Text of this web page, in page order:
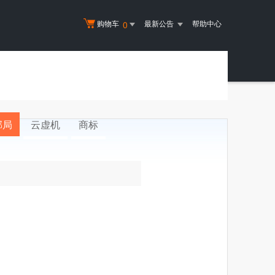
购物车 0 最新公告 帮助中心
云虚机 商标